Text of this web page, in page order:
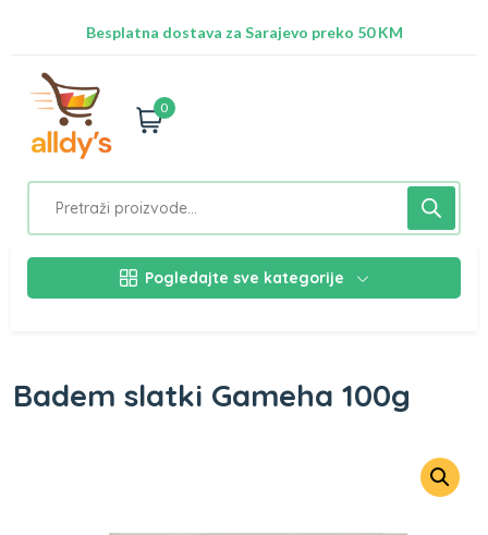
Besplatna dostava za Sarajevo preko 50 KM
0
Pogledajte sve kategorije
Badem slatki Gameha 100g